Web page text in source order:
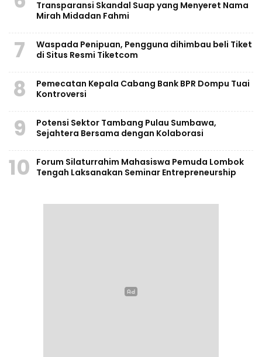
Transparansi Skandal Suap yang Menyeret Nama
Mirah Midadan Fahmi
7
Waspada Penipuan, Pengguna dihimbau beli Tiket
di Situs Resmi Tiketcom
8
Pemecatan Kepala Cabang Bank BPR Dompu Tuai
Kontroversi
9
Potensi Sektor Tambang Pulau Sumbawa,
Sejahtera Bersama dengan Kolaborasi
10
Forum Silaturrahim Mahasiswa Pemuda Lombok
Tengah Laksanakan Seminar Entrepreneurship